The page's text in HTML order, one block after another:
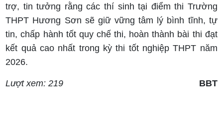
trợ, tin tưởng rằng các thí sinh tại điểm thi Trường
THPT Hương Sơn sẽ giữ vững tâm lý bình tĩnh, tự
tin, chấp hành tốt quy chế thi, hoàn thành bài thi đạt
kết quả cao nhất trong kỳ thi tốt nghiệp THPT năm
2026.
Lượt xem: 219 BBT